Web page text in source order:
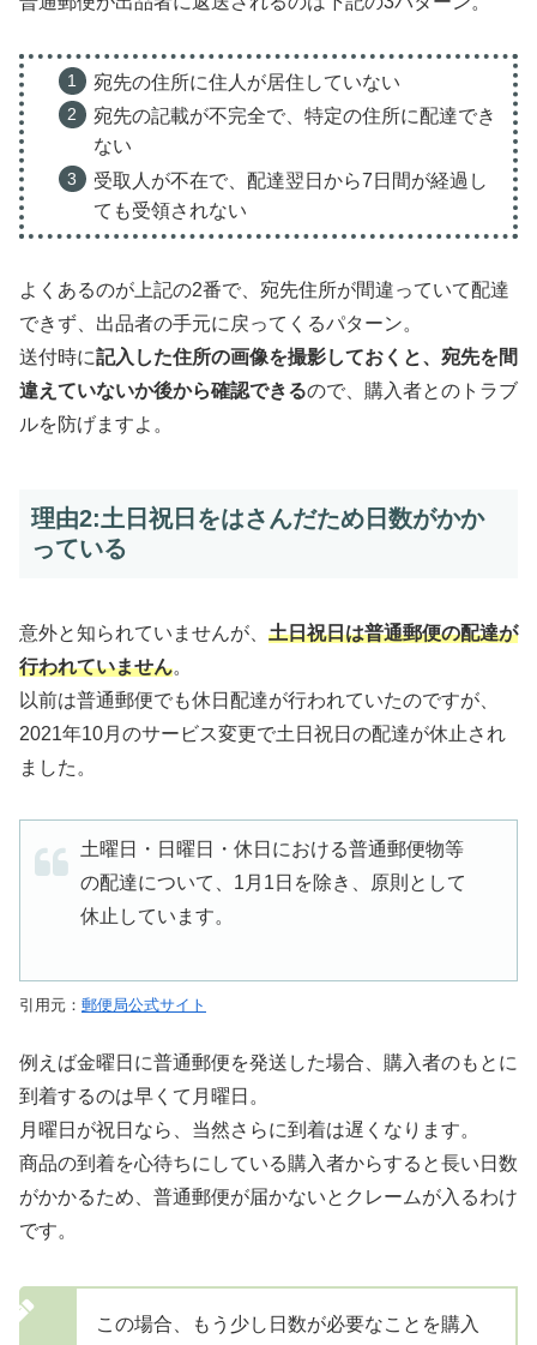
宛先の住所に住人が居住していない
宛先の記載が不完全で、特定の住所に配達でき
ない
受取人が不在で、配達翌日から7日間が経過し
ても受領されない
よくあるのが上記の2番で、宛先住所が間違っていて配達
できず、出品者の手元に戻ってくるパターン。
送付時に記入した住所の画像を撮影しておくと、宛先を間
違えていないか後から確認できるので、購入者とのトラブ
ルを防げますよ。
理由2:土日祝日をはさんだため日数がかか
っている
意外と知られていませんが、 土日祝日は普通郵便の配達が
行われていません。
以前は普通郵便でも休日配達が行われていたのですが、
2021年10月のサービス変更で土日祝日の配達が休止され
ました。
土曜日・日曜日・休日における普通郵便物等
の配達について、1月1日を除き、原則として
休止しています。
引用元： 郵便局公式サイト
例えば金曜日に普通郵便を発送した場合、購入者のもとに
到着するのは早くて月曜日。
月曜日が祝日なら、当然さらに到着は遅くなります。
商品の到着を心待ちにしている購入者からすると長い日数
がかかるため、普通郵便が届かないとクレームが入るわけ
です。
この場合、もう少し日数が必要なことを購入